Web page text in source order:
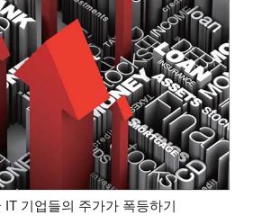
IT 기업들의 주가가 폭등하기